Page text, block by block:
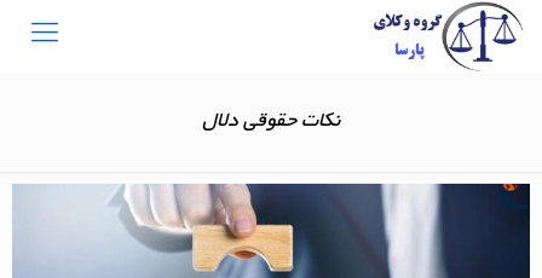
نکات حقوقی دلال